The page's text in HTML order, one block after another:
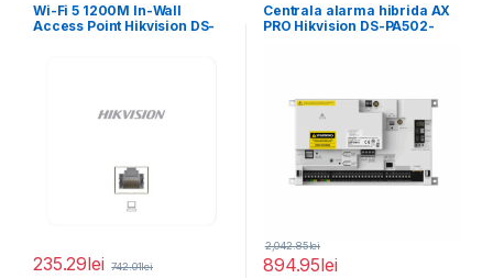
Wi-Fi 5 1200M In-Wall
Access Point Hikvision DS-
235.29lei 742.01lei
Centrala alarma hibrida AX
PRO Hikvision DS-PA502-
894.95lei
2,042.85lei